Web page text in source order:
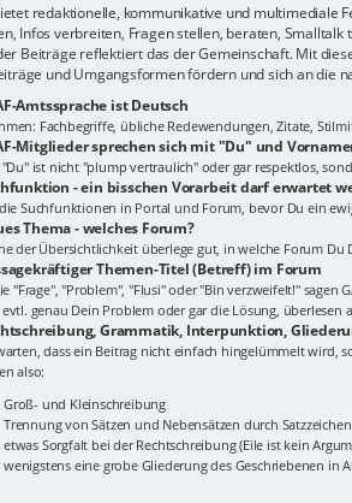
redaktionelle, kommunikative und multimediale
Infos verbreiten, Fragen stellen, beraten,
Beiträge reflektiert das der Gemeinschaft. Mit
und Umgangsformen fördern und sich an die
Amtssprache ist Deutsch
Fachbegriffe, übliche Redewendungen, Zitate,
Mitglieder sprechen sich mit "Du" und
"Du" ist nicht "plump vertraulich" oder gar respektlos,
- ein bisschen Vorarbeit darf erwartet
Suchfunktionen in Portal und Forum, bevor Du ein
Thema - welches Forum?
der Übersichtlichkeit überlege gut, in welche Forum Du
Themen-Titel (Betreff) im Forum
"Frage", "Problem", "Flusi" oder "Bin verzweifelt!" sagen
genau Dein Problem oder gar die Lösung, überlesen
Grammatik, Interpunktion,
dass ein Beitrag nicht einfach hingelümmelt wird,
also:
Groß- und Kleinschreibung
Trennung von Sätzen und Nebensätzen durch Satzzeichen
etwas Sorgfalt bei der Rechtschreibung (Eile ist kein
wenigstens eine grobe Gliederung des Geschriebenen in